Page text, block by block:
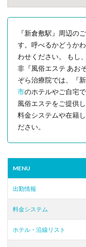
『新倉敷駅』周辺の
す。呼べるかどうか
わせください。 もし
非『風俗エステ あお
ぞら治療院では、『
市のホテルやご自宅
風俗エステをご提供
料金システムや在籍
ださい。
MENU
出勤情報
料金システム
ホテル・沿線リスト